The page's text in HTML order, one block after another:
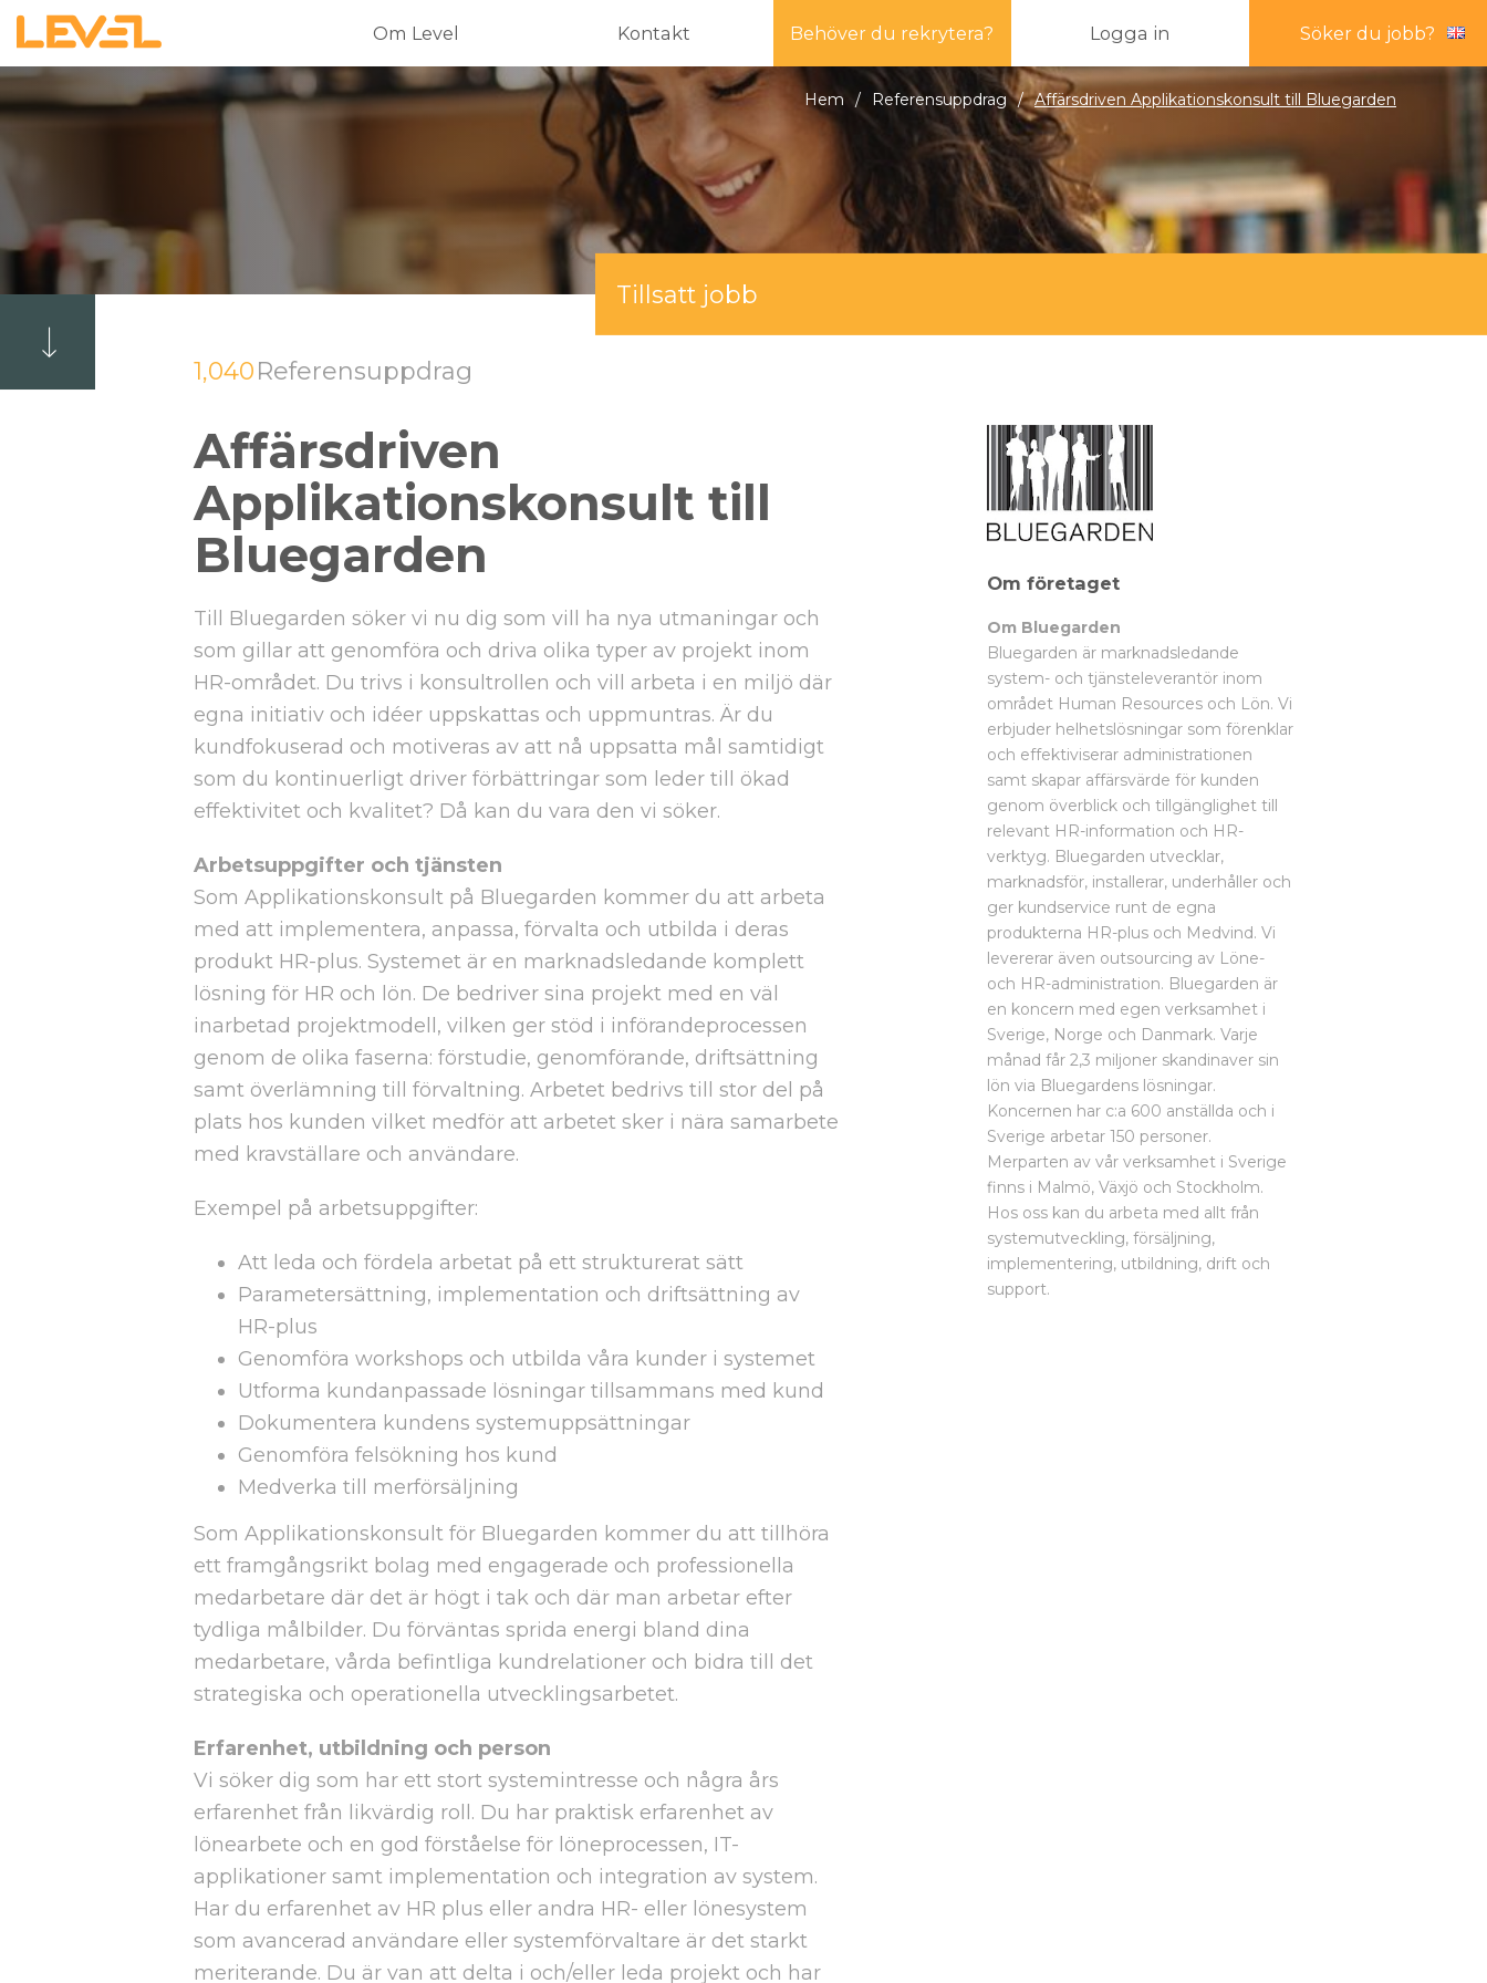
Om Level Kontakt Behöver du rekrytera? Logga in Söker du jobb?
Hem / Referensuppdrag / Affärsdriven Applikationskonsult till Bluegarden
Tillsatt jobb
1,040Referensuppdrag
Affärsdriven
Applikationskonsult till
Bluegarden
Till Bluegarden söker vi nu dig som vill ha nya utmaningar och
som gillar att genomföra och driva olika typer av projekt inom
HR-området. Du trivs i konsultrollen och vill arbeta i en miljö där
egna initiativ och idéer uppskattas och uppmuntras. Är du
kundfokuserad och motiveras av att nå uppsatta mål samtidigt
som du kontinuerligt driver förbättringar som leder till ökad
effektivitet och kvalitet? Då kan du vara den vi söker.
Arbetsuppgifter och tjänsten
Som Applikationskonsult på Bluegarden kommer du att arbeta
med att implementera, anpassa, förvalta och utbilda i deras
produkt HR-plus. Systemet är en marknadsledande komplett
lösning för HR och lön. De bedriver sina projekt med en väl
inarbetad projektmodell, vilken ger stöd i införandeprocessen
genom de olika faserna: förstudie, genomförande, driftsättning
samt överlämning till förvaltning. Arbetet bedrivs till stor del på
plats hos kunden vilket medför att arbetet sker i nära samarbete
med kravställare och användare.
Exempel på arbetsuppgifter:
Att leda och fördela arbetat på ett strukturerat sätt
Parametersättning, implementation och driftsättning av
HR-plus
Genomföra workshops och utbilda våra kunder i systemet
Utforma kundanpassade lösningar tillsammans med kund
Dokumentera kundens systemuppsättningar
Genomföra felsökning hos kund
Medverka till merförsäljning
Som Applikationskonsult för Bluegarden kommer du att tillhöra
ett framgångsrikt bolag med engagerade och professionella
medarbetare där det är högt i tak och där man arbetar efter
tydliga målbilder. Du förväntas sprida energi bland dina
medarbetare, vårda befintliga kundrelationer och bidra till det
strategiska och operationella utvecklingsarbetet.
Erfarenhet, utbildning och person
Vi söker dig som har ett stort systemintresse och några års
erfarenhet från likvärdig roll. Du har praktisk erfarenhet av
lönearbete och en god förståelse för löneprocessen, IT-
applikationer samt implementation och integration av system.
Har du erfarenhet av HR plus eller andra HR- eller lönesystem
som avancerad användare eller systemförvaltare är det starkt
meriterande. Du är van att delta i och/eller leda projekt och har
Om företaget
Om Bluegarden
Bluegarden är marknadsledande
system- och tjänsteleverantör inom
området Human Resources och Lön. Vi
erbjuder helhetslösningar som förenklar
och effektiviserar administrationen
samt skapar affärsvärde för kunden
genom överblick och tillgänglighet till
relevant HR-information och HR-
verktyg. Bluegarden utvecklar,
marknadsför, installerar, underhåller och
ger kundservice runt de egna
produkterna HR-plus och Medvind. Vi
levererar även outsourcing av Löne-
och HR-administration. Bluegarden är
en koncern med egen verksamhet i
Sverige, Norge och Danmark. Varje
månad får 2,3 miljoner skandinaver sin
lön via Bluegardens lösningar.
Koncernen har c:a 600 anställda och i
Sverige arbetar 150 personer.
Merparten av vår verksamhet i Sverige
finns i Malmö, Växjö och Stockholm.
Hos oss kan du arbeta med allt från
systemutveckling, försäljning,
implementering, utbildning, drift och
support.